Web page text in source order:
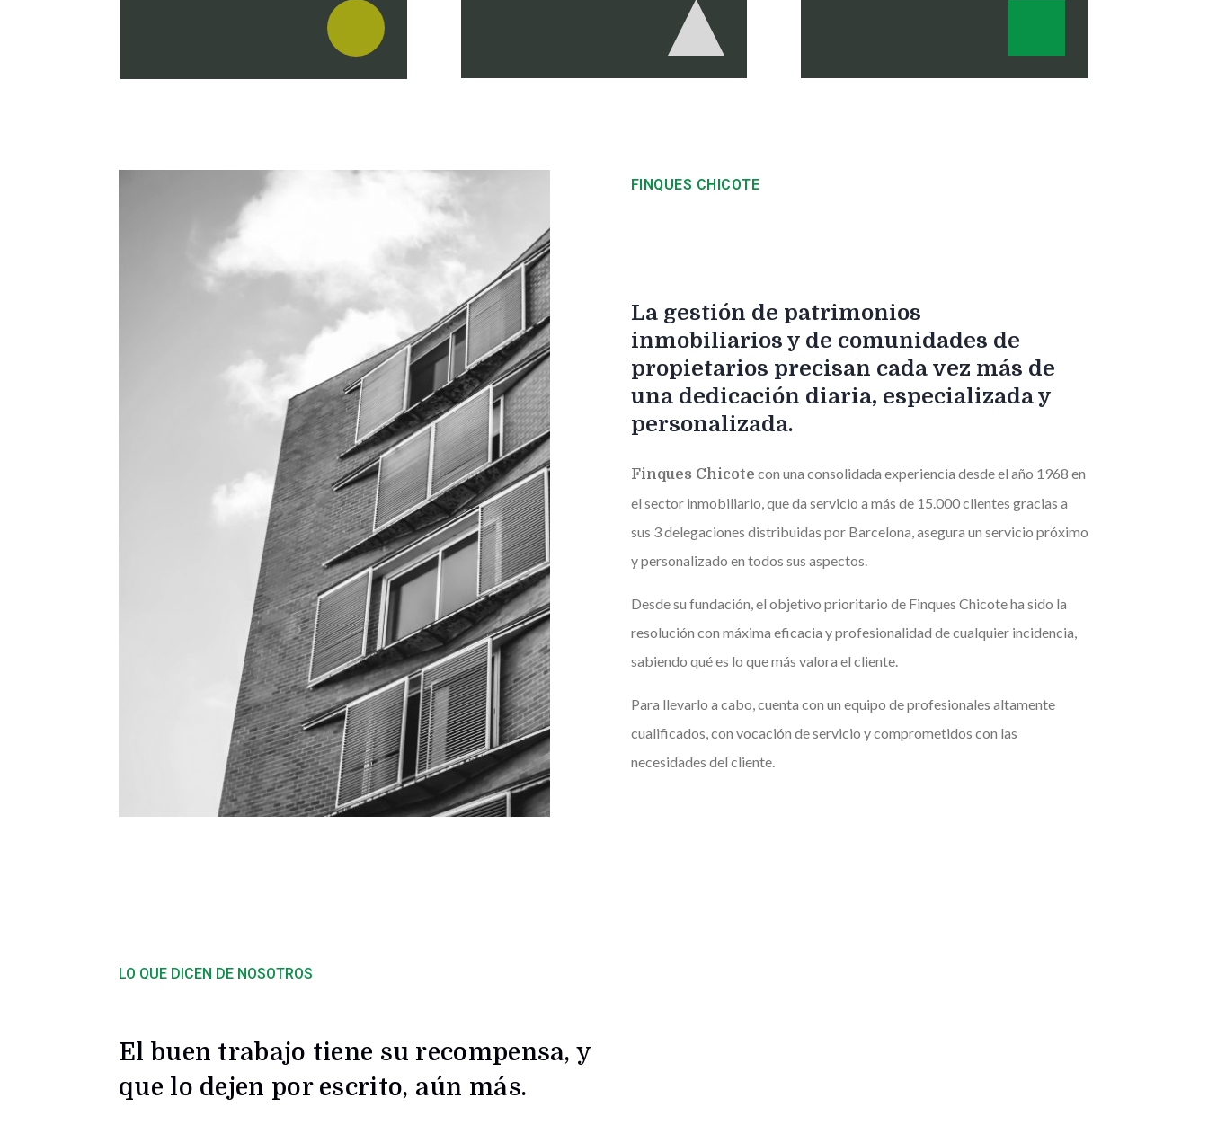
FINQUES CHICOTE
La gestión de patrimonios
inmobiliarios y de comunidades de
propietarios precisan cada vez más de
una dedicación diaria, especializada y
personalizada.
Finques Chicote con una consolidada experiencia desde el año 1968 en
el sector inmobiliario, que da servicio a más de 15.000 clientes gracias a
sus 3 delegaciones distribuidas por Barcelona, asegura un servicio próximo
y personalizado en todos sus aspectos.
Desde su fundación, el objetivo prioritario de Finques Chicote ha sido la
resolución con máxima eficacia y profesionalidad de cualquier incidencia,
sabiendo qué es lo que más valora el cliente.
Para llevarlo a cabo, cuenta con un equipo de profesionales altamente
cualificados, con vocación de servicio y comprometidos con las
necesidades del cliente.
LO QUE DICEN DE NOSOTROS
El buen trabajo tiene su recompensa, y
que lo dejen por escrito, aún más.